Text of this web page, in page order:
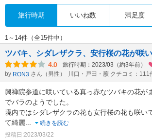
旅行時期 いいね数 満足度
1～14件（全15件中）
ツバキ、シダレザクラ、安行桜の花が咲
4.0 旅行時期：2023/03（約3年前）
by RON3 さん（男性） 川口・戸田・蕨 クチコミ：111
興禅院参道に咲いている真っ赤なツバキの花が
でバラのようでした。
境内ではシダレザクラの花も安行桜の花も咲い
て綺麗
続きを読む
投稿日:2023/03/22